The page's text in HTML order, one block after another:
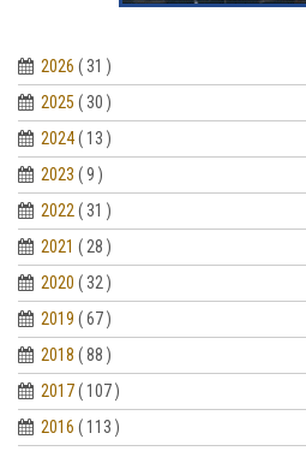
2026 ( 31 )
2025 ( 30 )
2024( 13 )
2023 ( 9 )
2022 ( 31 )
2021 ( 28 )
2020 ( 32 )
2019 ( 67 )
2018 ( 88 )
2017( 107 )
2016 ( 113 )